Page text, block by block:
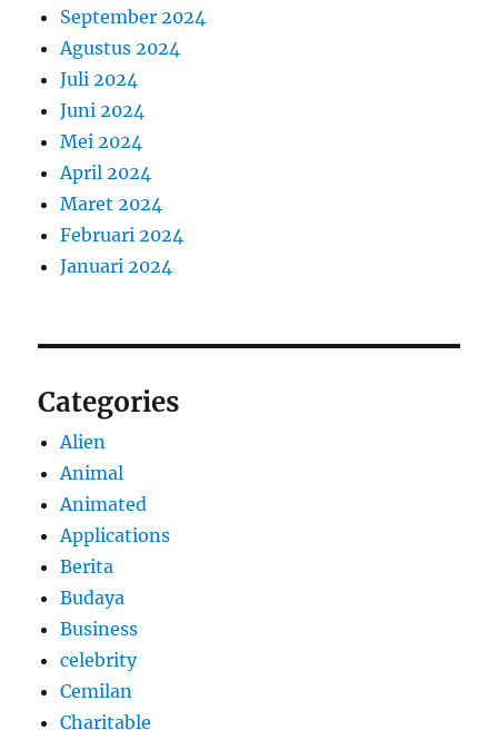
September 2024
Agustus 2024
Juli 2024
Juni 2024
Mei 2024
April 2024
Maret 2024
Februari 2024
Januari 2024
Categories
Alien
Animal
Animated
Applications
Berita
Budaya
Business
celebrity
Cemilan
Charitable